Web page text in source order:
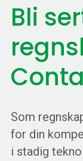
Bli
Som
for din
i stadig